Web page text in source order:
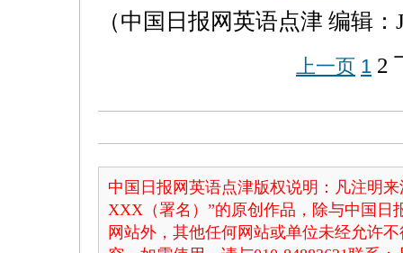
（中国日报网英语点津 编辑：
上一页 1 2
中国日报网英语点津版权说明：凡注明
XXX（署名）”的原创作品，除与中国日
网站外，其他任何网站或单位未经允许